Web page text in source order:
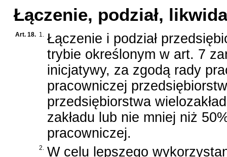
Łączenie, podział,
Art. 18. 1.
Łączenie i podział
trybie określonym w art. 7
inicjatywy, za zgodą rady
pracowniczej
przedsiębiorstwa
zakładu lub nie mniej niż
pracowniczej.
2.
W celu lepszego